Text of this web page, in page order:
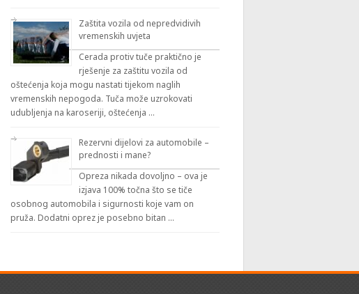
Zaštita vozila od nepredvidivih
vremenskih uvjeta
Cerada protiv tuče praktično je
rješenje za zaštitu vozila od
oštećenja koja mogu nastati tijekom naglih
vremenskih nepogoda. Tuča može uzrokovati
udubljenja na karoseriji, oštećenja …
Rezervni dijelovi za automobile –
prednosti i mane?
Opreza nikada dovoljno – ova je
izjava 100% točna što se tiče
osobnog automobila i sigurnosti koje vam on
pruža. Dodatni oprez je posebno bitan …